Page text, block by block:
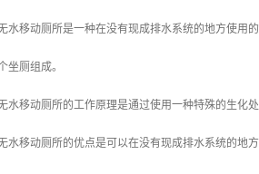
水移动厕所是一种在没有现成排水系统的地方使用
坐厕组成。
水移动厕所的工作原理是通过使用一种特殊的生化
水移动厕所的优点是可以在没有现成排水系统的地